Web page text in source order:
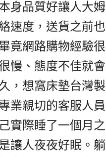
身品質好讓人大姆
速度，送貨之前也
竟網路購物經驗很
慢、態度不佳就會
，想窩床墊台灣製
業親切的客服人員
實際睡了一個月之
讓人夜夜好眠。躺